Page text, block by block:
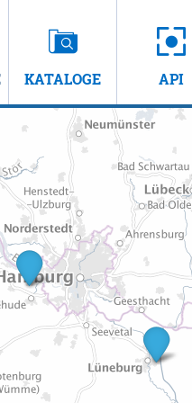
KATALOGE API